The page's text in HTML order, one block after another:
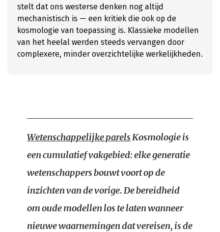
stelt dat ons westerse denken nog altijd
mechanistisch is — een kritiek die ook op de
kosmologie van toepassing is. Klassieke modellen
van het heelal werden steeds vervangen door
complexere, minder overzichtelijke werkelijkheden.
Wetenschappelijke parelsKosmologie is
een cumulatief vakgebied: elke generatie
wetenschappers bouwt voort op de
inzichten van de vorige. De bereidheid
om oude modellen los te laten wanneer
nieuwe waarnemingen dat vereisen, is de